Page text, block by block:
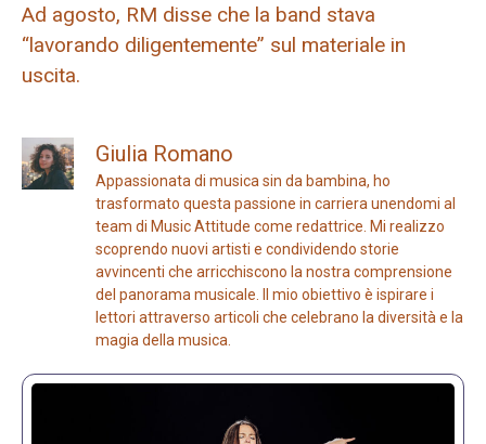
Ad agosto, RM disse che la band stava
“lavorando diligentemente” sul materiale in
uscita.
Giulia Romano
Appassionata di musica sin da bambina, ho
trasformato questa passione in carriera unendomi al
team di Music Attitude come redattrice. Mi realizzo
scoprendo nuovi artisti e condividendo storie
avvincenti che arricchiscono la nostra comprensione
del panorama musicale. Il mio obiettivo è ispirare i
lettori attraverso articoli che celebrano la diversità e la
magia della musica.